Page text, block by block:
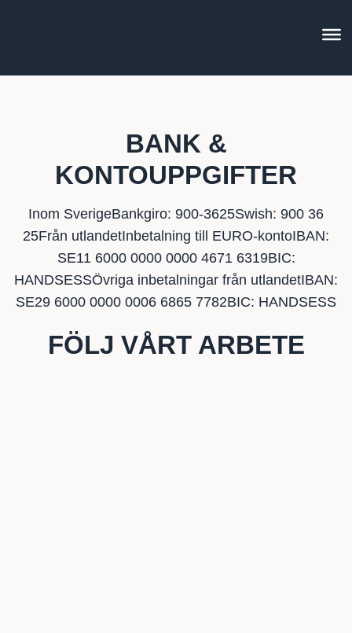
BANK &
KONTOUPPGIFTER
Inom SverigeBankgiro: 900-3625Swish: 900 36
25Från utlandetInbetalning till EURO-kontoIBAN:
SE11 6000 0000 0000 4671 6319BIC:
HANDSESSÖvriga inbetalningar från utlandetIBAN:
SE29 6000 0000 0006 6865 7782BIC: HANDSESS
FÖLJ VÅRT ARBETE